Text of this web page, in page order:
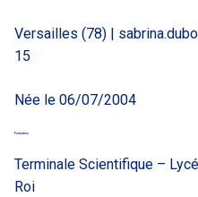
Versailles (78) |
15
Née le 06/07/2004
Formation
Terminale Scientifique –
Roi